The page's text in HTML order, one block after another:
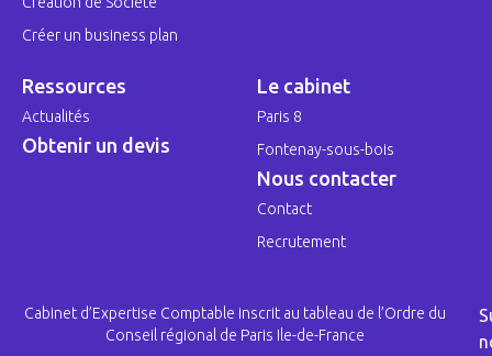
Créer un business plan
Ressources
Actualités
Obtenir un devis
Le cabinet
Paris 8
Fontenay-sous-bois
Nous contacter
Contact
Recrutement
Cabinet d’Expertise Comptable inscrit au tableau de l’Ordre du
Conseil régional de Paris Ile-de-France